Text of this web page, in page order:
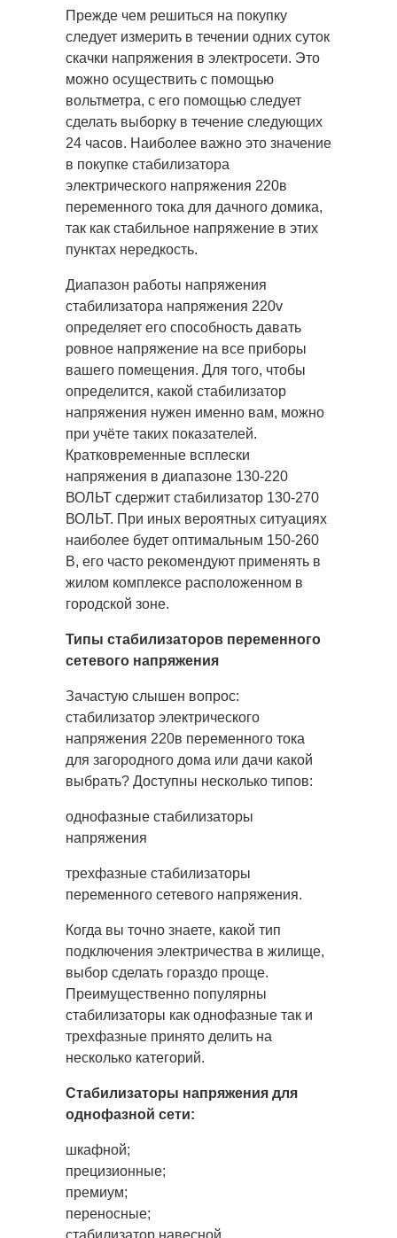
Прежде чем решиться на покупку
следует измерить в течении одних суток
скачки напряжения в электросети. Это
можно осуществить с помощью
вольтметра, с его помощью следует
сделать выборку в течение следующих
24 часов. Наиболее важно это значение
в покупке стабилизатора
электрического напряжения 220в
переменного тока для дачного домика,
так как стабильное напряжение в этих
пунктах нередкость.
Диапазон работы напряжения
стабилизатора напряжения 220v
определяет его способность давать
ровное напряжение на все приборы
вашего помещения. Для того, чтобы
определится, какой стабилизатор
напряжения нужен именно вам, можно
при учёте таких показателей.
Кратковременные всплески
напряжения в диапазоне 130-220
ВОЛЬТ сдержит стабилизатор 130-270
ВОЛЬТ. При иных вероятных ситуациях
наиболее будет оптимальным 150-260
В, его часто рекомендуют применять в
жилом комплексе расположенном в
городской зоне.
Типы стабилизаторов переменного
сетевого напряжения
Зачастую слышен вопрос:
стабилизатор электрического
напряжения 220в переменного тока
для загородного дома или дачи какой
выбрать? Доступны несколько типов:
однофазные стабилизаторы
напряжения
трехфазные стабилизаторы
переменного сетевого напряжения.
Когда вы точно знаете, какой тип
подключения электричества в жилище,
выбор сделать гораздо проще.
Преимущественно популярны
стабилизаторы как однофазные так и
трехфазные принято делить на
несколько категорий.
Стабилизаторы напряжения для
однофазной сети:
шкафной;
прецизионные;
премиум;
переносные;
стабилизатор навесной.